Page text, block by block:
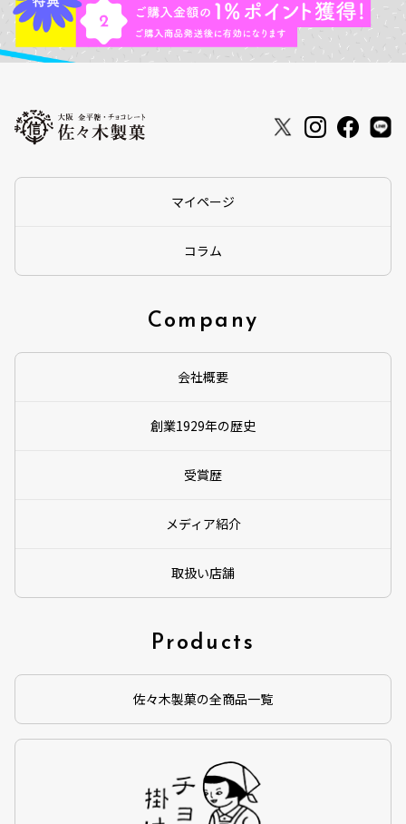
マイページ
コラム
Company
会社概要
創業1929年の歴史
受賞歴
メディア紹介
取扱い店舗
Products
佐々木製菓の全商品一覧